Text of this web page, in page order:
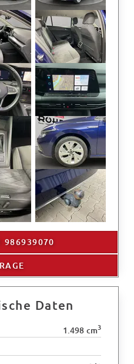
986939070
Daten
1.498 cm3